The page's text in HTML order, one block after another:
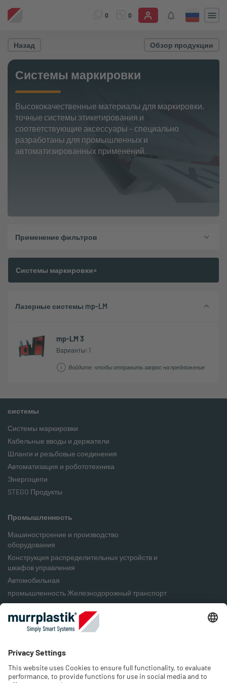
0 0
Назад Обзор продукции
Системы маркировки
Высококачественные материалы для маркировки,
точные системы этикетирования и
соответствующие аксессуары – специально
разработаны для промышленных и
автоматизированных применений.
Применение фильтров
Системы маркировки»
Лазерные системы mp-LM
mp-LM 3
Варианты: 1
Войдите, чтобы отправить запрос на предложение
системы
Системы маркировки
Кабельные вводы и держатели
Шланги и резьбовые соединения
Автоматизация и робототехника
Энергоцепи
STEGO Продукты
Промышленность
Машиностроение и производство
оборудования
Конструкция распределительных устройств и
шкафов управления
Автомобильная
промышленность Железнодорожный транспорт
Пищевая промышленность
Упаковочная промышленность
Возобновляемые источники энергии
Компания
О нас